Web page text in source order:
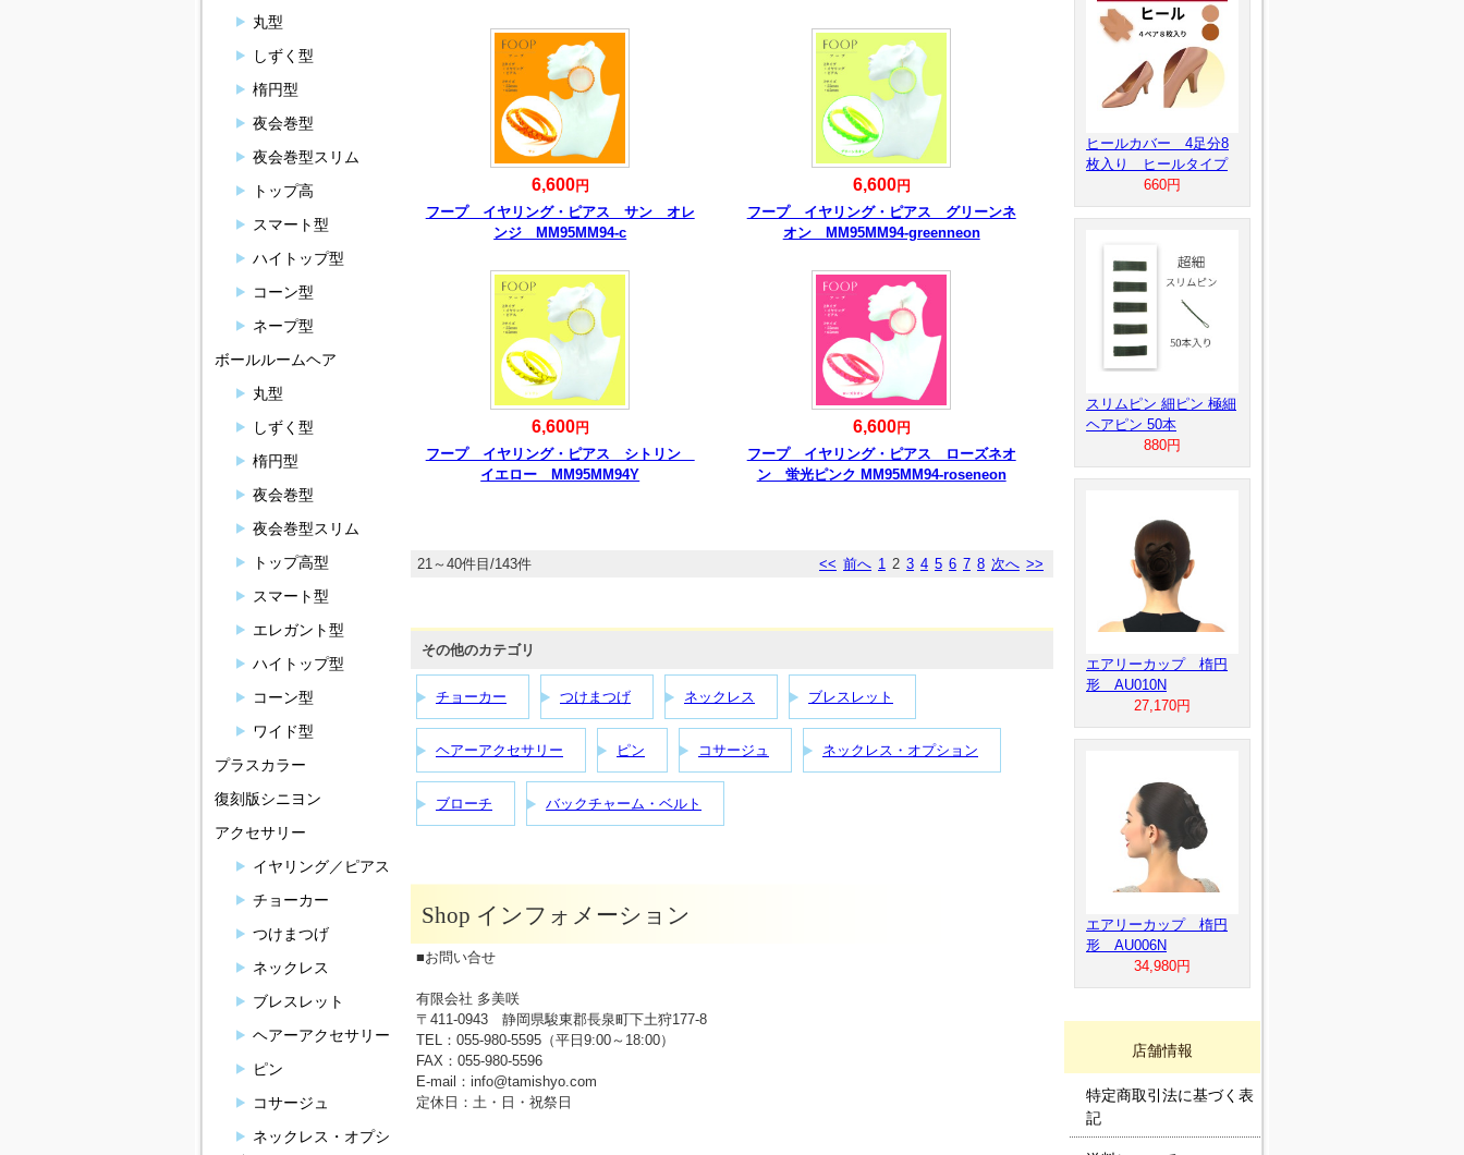
6,600円
フープ イヤリング・ピアス サン オレ
ンジ MM95MM94-c
6,600円
フープ イヤリング・ピアス グリーンネ
オン MM95MM94-greenneon
6,600円
フープ イヤリング・ピアス シトリン
イエロー MM95MM94Y
6,600円
フープ イヤリング・ピアス ローズネオ
ン 蛍光ピンク MM95MM94-roseneon
<< 前へ 1 2 3 4 5 6 7 8 次へ >>
21～40件目/143件
その他のカテゴリ
チョーカー つけまつげ ネックレス ブレスレット
ヘアーアクセサリー ピン コサージュ ネックレス・オプション
ブローチ バックチャーム・ベルト
Shop インフォメーション
■お問い合せ
有限会社 多美咲
〒411-0943 静岡県駿東郡長泉町下土狩177-8
TEL：055-980-5595（平日9:00～18:00）
FAX：055-980-5596
E-mail：info@tamishyo.com
定休日：土・日・祝祭日
丸型
しずく型
楕円型
夜会巻型
夜会巻型スリム
トップ高
スマート型
ハイトップ型
コーン型
ネープ型
ボールルームヘア
丸型
しずく型
楕円型
夜会巻型
夜会巻型スリム
トップ高型
スマート型
エレガント型
ハイトップ型
コーン型
ワイド型
プラスカラー
復刻版シニヨン
アクセサリー
イヤリング／ピアス
チョーカー
つけまつげ
ネックレス
ブレスレット
ヘアーアクセサリー
ピン
コサージュ
ネックレス・オプシ
ヒールカバー 4足分8
枚入り ヒールタイプ
660円
スリムピン 細ピン 極細
ヘアピン 50本
880円
エアリーカップ 楕円
形 AU010N
27,170円
エアリーカップ 楕円
形 AU006N
34,980円
店舗情報
特定商取引法に基づく表
記